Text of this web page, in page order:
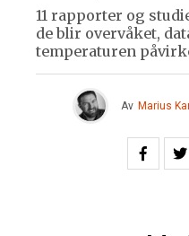
11 rapporter og
de blir overvåket,
temperaturen
Av Marius